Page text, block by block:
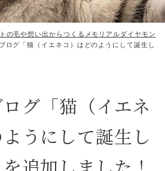
の毛や想い出からつくるメモリアルダイヤモン
ログ「猫（イエネコ）はどのようにして誕生し
グ「猫（イエネ
うにして誕生し